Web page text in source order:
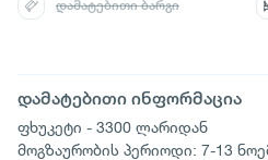
დამატებითი ინფორმაცია
ფხუკეტი - 3300 ლარიდან
მოგზაურობის პერიოდი: 7-13
დამატებითი ბარგი